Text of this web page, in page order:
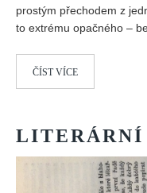
prostým přechodem z
to extrému opačného –
ČÍST VÍCE
LITERÁRNÍ